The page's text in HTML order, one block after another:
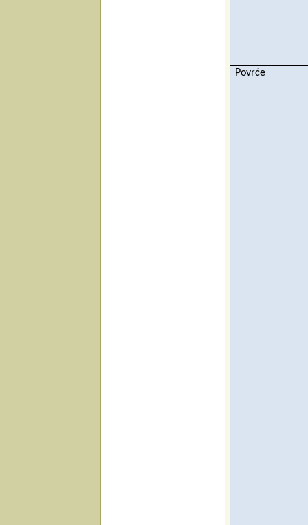
Povrće